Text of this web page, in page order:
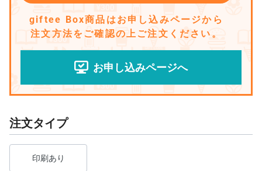
giftee Box商品はお申し込みページから
注文方法をご確認の上ご注文ください。
お申し込みページへ
注文タイプ
印刷あり